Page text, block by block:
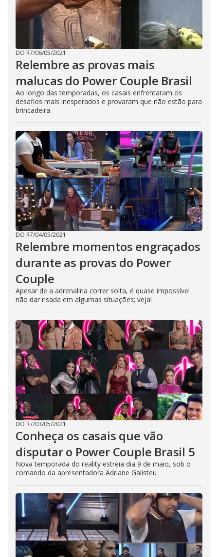
DO R7/06/05/2021
Relembre as provas mais
malucas do Power Couple Brasil
Ao longo das temporadas, os casais enfrentaram os
desafios mais inesperados e provaram que não estão para
brincadeira
DO R7/04/05/2021
Relembre momentos engraçados
durante as provas do Power
Couple
Apesar de a adrenalina correr solta, é quase impossível
não dar risada em algumas situações; veja!
DO R7/03/05/2021
Conheça os casais que vão
disputar o Power Couple Brasil 5
Nova temporada do reality estreia dia 9 de maio, sob o
comando da apresentadora Adriane Galisteu